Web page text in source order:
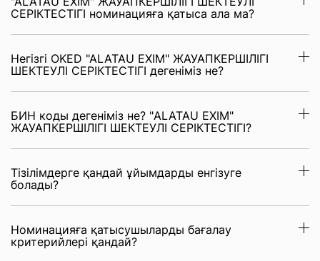
СЕРІКТЕСТІГІ номинацияға қатыса ала ма?
Негізгі OKED "ALATAU EXIM" ЖАУАПКЕРШІЛІГІ
ШЕКТЕУЛІ СЕРІКТЕСТІГІ дегеніміз не?
БИН коды дегеніміз не? "ALATAU EXIM"
ЖАУАПКЕРШІЛІГІ ШЕКТЕУЛІ СЕРІКТЕСТІГІ?
Тізілімдерге қандай ұйымдарды енгізуге
болады?
Номинацияға қатысушыларды бағалау
критерийлері қандай?